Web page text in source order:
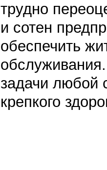
трудно
и сотен
обеспечить
задачи любой
крепкого